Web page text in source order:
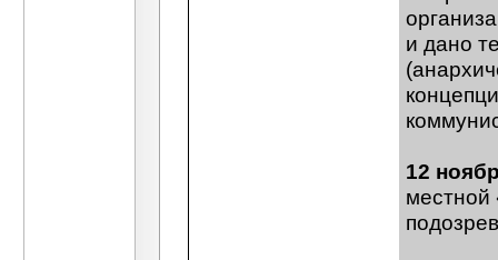
и дано
12
местной